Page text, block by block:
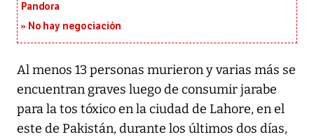
Pandora
No hay negociación
Al menos 13 personas murieron y varias más se
encuentran graves luego de consumir jarabe
para la tos tóxico en la ciudad de Lahore, en el
este de Pakistán, durante los últimos dos días,